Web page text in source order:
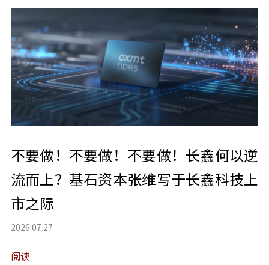
不要做！不要做！不要做！长鑫何以逆
流而上？基石资本张维写于长鑫科技上
市之际
2026.07.27
阅读